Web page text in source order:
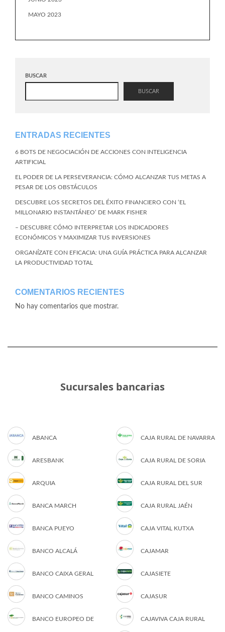
MAYO 2023
BUSCAR
BUSCAR
ENTRADAS RECIENTES
6 BOTS DE NEGOCIACIÓN DE ACCIONES CON INTELIGENCIA
ARTIFICIAL
EL PODER DE LA PERSEVERANCIA: CÓMO ALCANZAR TUS METAS A
PESAR DE LOS OBSTÁCULOS
DESCUBRE LOS SECRETOS DEL ÉXITO FINANCIERO CON ‘EL
MILLONARIO INSTANTÁNEO’ DE MARK FISHER
– DESCUBRE CÓMO INTERPRETAR LOS INDICADORES
ECONÓMICOS Y MAXIMIZAR TUS INVERSIONES
ORGANÍZATE CON EFICACIA: UNA GUÍA PRÁCTICA PARA ALCANZAR
LA PRODUCTIVIDAD TOTAL
COMENTARIOS RECIENTES
No hay comentarios que mostrar.
Sucursales bancarias
ABANCA
ARESBANK
ARQUIA
BANCA MARCH
BANCA PUEYO
BANCO ALCALÁ
BANCO CAIXA GERAL
BANCO CAMINOS
BANCO EUROPEO DE
CAJA RURAL DE NAVARRA
CAJA RURAL DE SORIA
CAJA RURAL DEL SUR
CAJA RURAL JAÉN
CAJA VITAL KUTXA
CAJAMAR
CAJASIETE
CAJASUR
CAJAVIVA CAJA RURAL